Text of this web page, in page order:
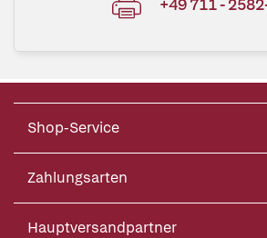
Shop-Service
Zahlungsarten
Hauptversandpartner